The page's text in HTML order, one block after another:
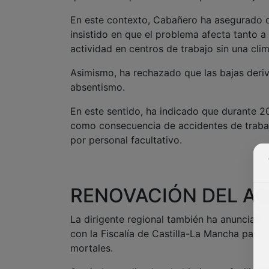
En este contexto, Cabañero ha
insistido en que el problema afecta tanto
actividad en centros de trabajo sin una
Asimismo, ha rechazado que las bajas
absentismo.
En este sentido, ha indicado que durante
como consecuencia de accidentes de
por personal facultativo.
RENOVACIÓN DEL
La dirigente regional también ha
con la Fiscalía de Castilla-La Mancha para
mortales.